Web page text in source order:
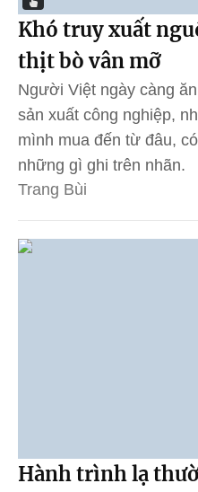
Khó truy xuất
thịt bò vân mỡ
Người Việt ngày càng
sản xuất công nghiệp,
mình mua đến từ đâu,
những gì ghi trên nhãn.
Trang Bùi
Hành trình lạ